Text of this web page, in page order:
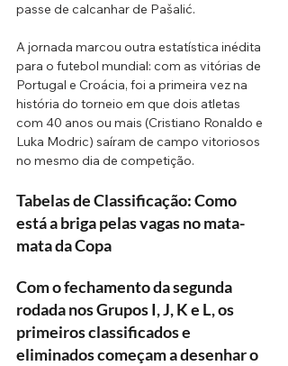
passe de calcanhar de Pašalić.
A jornada marcou outra estatística inédita
para o futebol mundial: com as vitórias de
Portugal e Croácia, foi a primeira vez na
história do torneio em que dois atletas
com 40 anos ou mais (Cristiano Ronaldo e
Luka Modric) saíram de campo vitoriosos
no mesmo dia de competição.
Tabelas de Classificação: Como
está a briga pelas vagas no mata-
mata da Copa
Com o fechamento da segunda
rodada nos Grupos I, J, K e L, os
primeiros classificados e
eliminados começam a desenhar o